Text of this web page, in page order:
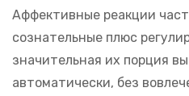
Аффективные реакции
сознательные плюс
значительная их порция
автоматически, без